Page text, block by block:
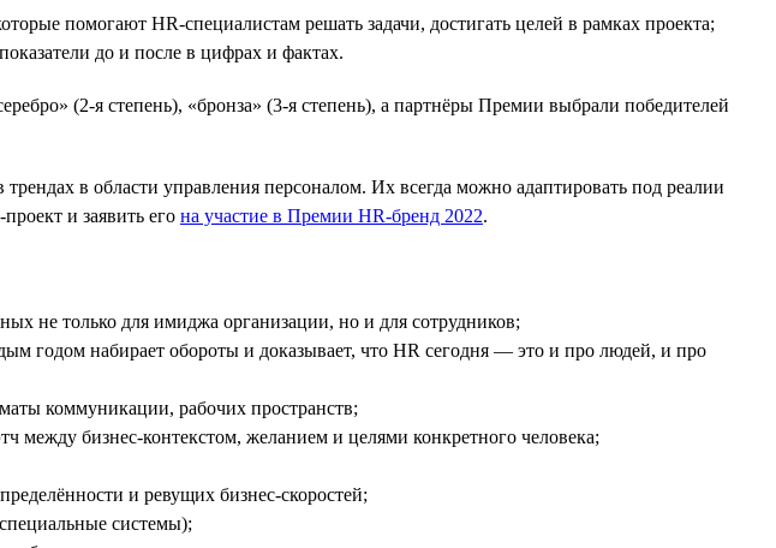
помогают HR-специалистам решать задачи, достигать целей в рамках проекта;
до и после в цифрах и фактах.
(2-я степень), «бронза» (3-я степень), а партнёры Премии выбрали победителей
в области управления персоналом. Их всегда можно адаптировать под реалии
и заявить его на участие в Премии HR-бренд 2022.
не только для имиджа организации, но и для сотрудников;
годом набирает обороты и доказывает, что HR сегодня — это и про людей, и про
коммуникации, рабочих пространств;
между бизнес-контекстом, желанием и целями конкретного человека;
и ревущих бизнес-скоростей;
системы);